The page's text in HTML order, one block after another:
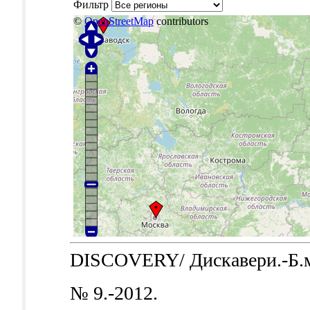
Фильтр
©OpenStreetMapcontributors
DISCOVERY/ Дискавери.-
№ 9.-2012.